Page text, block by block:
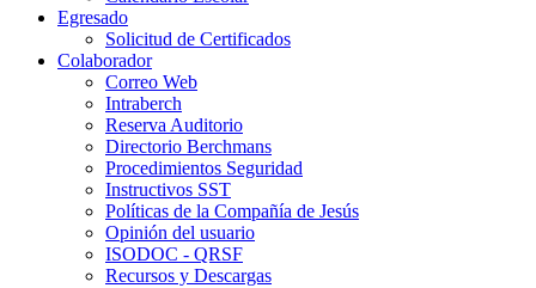
Egresado
Solicitud de Certificados
Colaborador
Correo Web
Intraberch
Reserva Auditorio
Directorio Berchmans
Procedimientos Seguridad
Instructivos SST
Políticas de la Compañía de Jesús
Opinión del usuario
ISODOC - QRSF
Recursos y Descargas